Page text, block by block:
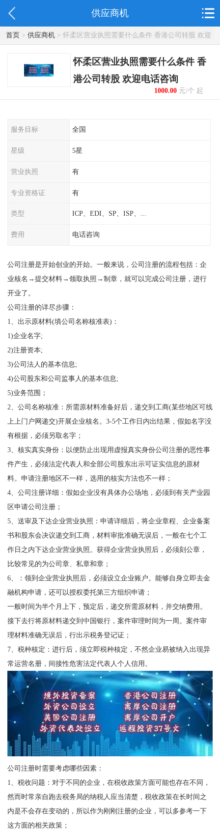
供应商机
首页> 供应商机> 怀柔区营业执照需要什么条件 香港公司转股 欢迎
电话咨询
怀柔区营业执照需要什么条件 香
港公司转股 欢迎电话咨询
1000.00元/个 起
服务目标 全国
星级 5星
营业执照 有
专业资格证 有
类型 ICP、EDI、SP、ISP、...
费用 电话咨询
公司注册是开始创业的开始。一般来说，公司注册的流程包括：企
业核名→提交材料→领取执照→制章，就可以完成公司注册，进行
开业了。
公司注册的详尽步骤：
1、出示原材料(填公司名称核准表)：
1)企业名字;
2)注册资本;
3)公司法人的基本信息;
4)公司股东和公司监事人的基本信息;
5)业务范围；
2、公司名称核准：所需原材料准备好后，递交到工商(某些地区可线
上上门户网递交)开展企业核名。3-5个工作日内出结果，假如名字没
有根据，必须另取名字；
3、核实真实身份：以便防止出现用虚报真实身份公司注册的恶性事
件产生，必须法定代表人和全部公司股东出示可证实信息的原材
料。申请注册地区不一样，选用的核实方法也不一样；
4、公司注册详细：假如企业没有具体办公场地，必须到有关产业园
区申请公司注册；
5、送审及下达企业营业执照：申请详细后，将企业章程、企业备案
书和股东会决议递交到工商，材料审批准确无误后，一般在七个工
作日之内下达企业营业执照。获得企业营业执照后，必须刻公章，
比较常见的为公司章、私章和章；
6、：领到企业营业执照后，必须设立企业账户。能够自身立即去金
融机构申请，还可以授权委托第三方组织申请；
一般时间为半个月上下，预定后，递交所需原材料，并交纳费用。
接下去行将原材料递交到中国银行，案件审理时间为一周。案件审
理材料准确无误后，行出示税务登记证；
7、税种核定：进行后，须立即税种核定，不然企业易被纳入出现异
常运营名册，间接性危害法定代表人个人信用。
公司注册时需要考虑哪些因素：
1、税收问题：对于不同的企业，在税收政策方面可能也存在不同，
然而时常亲自跑去税务局的纳税人应当清楚，税收政策在长时间之
内是不会存在变动的，所以作为刚刚注册的企业，可以多参考一下
这方面的相关政策；